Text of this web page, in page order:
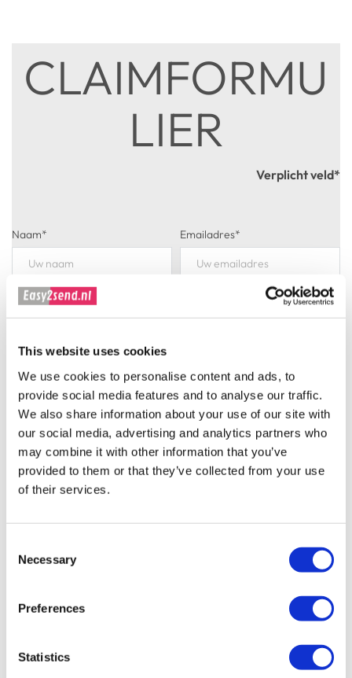
This website uses cookies
We use cookies to personalise content and ads, to
provide social media features and to analyse our traffic.
We also share information about your use of our site with
our social media, advertising and analytics partners who
may combine it with other information that you’ve
provided to them or that they’ve collected from your use
of their services.
Selection
Necessary
Preferences
Statistics
CLAIMFORMU
LIER﻿
Verplicht veld*
Naam* Emailadres*
Telefoonnummer*
Zijn uw goederen gedeeltelijk of
compleet beschadigd?*
beschadigd?*
Selecteer
Beschrijving van schade*
€*
Waarde van beschadigde
Item-/artikel-/kavelnummer(s) op factuur die beschadigd zijn*